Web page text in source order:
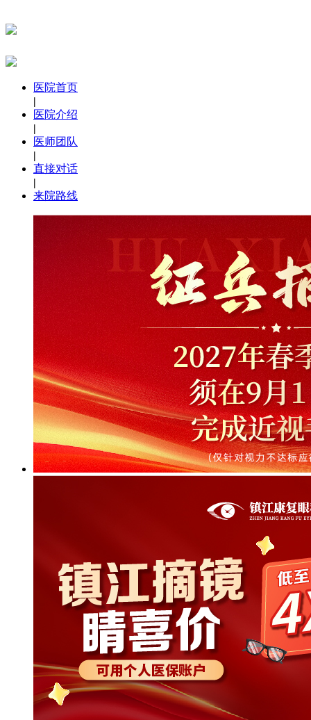
医院首页
|
医院介绍
|
医师团队
|
直接对话
|
来院路线